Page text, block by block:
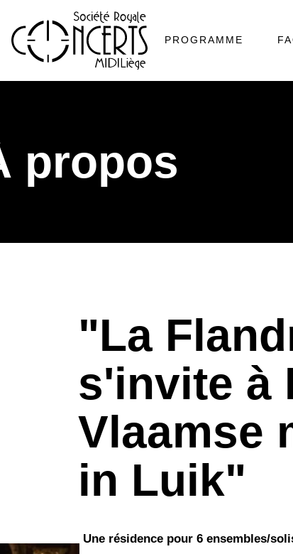
PROGRAMME
propos
"La
s'invite à
Vlaamse
in Luik"
Une résidence pour 6 ensembles/